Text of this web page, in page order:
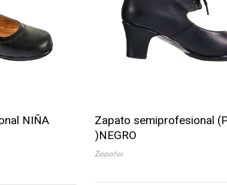
NIÑA
Zapato semiprofesional
)NEGRO
Zapatos